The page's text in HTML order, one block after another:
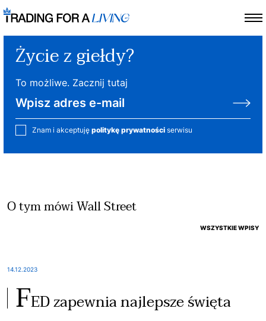
Życie z giełdy?
To możliwe. Zacznij tutaj
Znam i akceptuję politykę prywatności serwisu
O tym mówi Wall Street
WSZYSTKIE WPISY
14.12.2023
FED zapewnia najlepsze święta